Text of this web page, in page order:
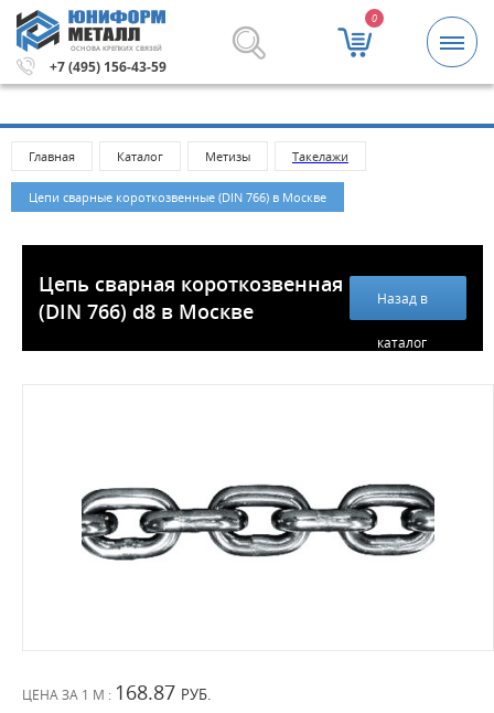
ОСНОВА КРЕПКИХ СВЯЗЕЙ
+7 (495) 156-43-59
0
и крепежные изделия оптом. Минимальная сумма
Главная Каталог Метизы Такелажи
Цепи сварные короткозвенные (DIN 766) в Москве
Цепь сварная короткозвенная
(DIN 766) d8 в Москве
Назад в
каталог
ЦЕНА ЗА 1 М : 168.87 РУБ.